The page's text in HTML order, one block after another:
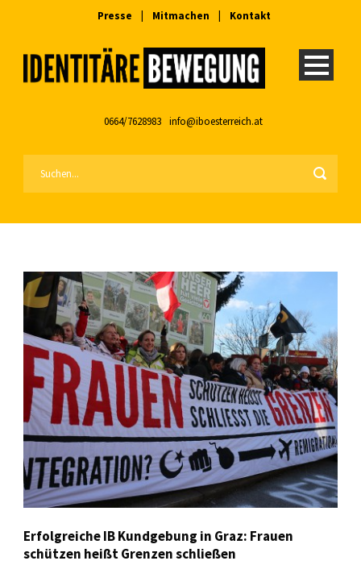
Presse Mitmachen Kontakt
0664/7628983 info@iboesterreich.at
Erfolgreiche IB Kundgebung in Graz: Frauen
schützen heißt Grenzen schließen